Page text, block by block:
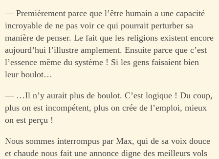
— Premièrement parce que l’être humain a une capacité
incroyable de ne pas voir ce qui pourrait perturber sa
manière de penser. Le fait que les religions existent encore
aujourd’hui l’illustre amplement. Ensuite parce que c’est
l’essence même du système ! Si les gens faisaient bien
leur boulot…
— …Il n’y aurait plus de boulot. C’est logique ! Du coup,
plus on est incompétent, plus on crée de l’emploi, mieux
on est perçu !
Nous sommes interrompus par Max, qui de sa voix douce
et chaude nous fait une annonce digne des meilleurs vols